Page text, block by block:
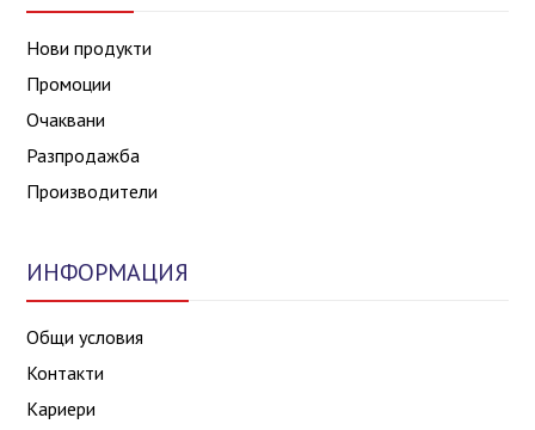
Нови продукти
Промоции
Очаквани
Разпродажба
Производители
ИНФОРМАЦИЯ
Общи условия
Контакти
Кариери